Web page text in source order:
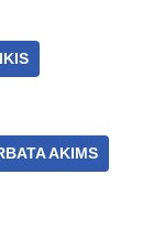
AKIMS